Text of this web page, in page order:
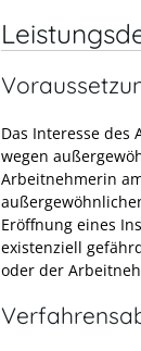
Das Interesse des
wegen
Arbeitnehmerin
Eröffnung eines
existenziell
oder der